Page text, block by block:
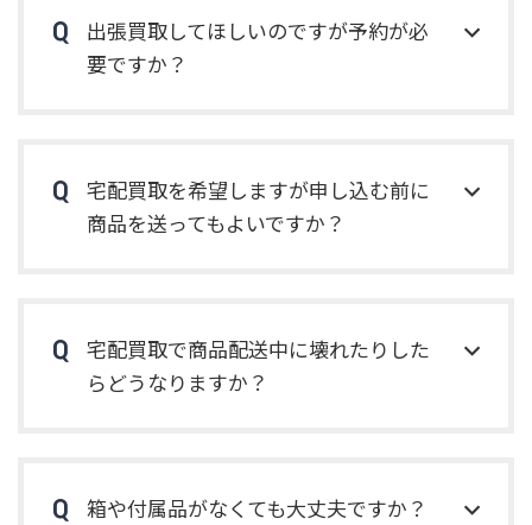
ます。圧倒的な存在感を放つ重
厚なスピーカーケーブルです
また楽しい作業だと仰っておら
出張買取してほしいのですが予約が必
要ですか？
宅配買取を希望しますが申し込む前に
商品を送ってもよいですか？
宅配買取で商品配送中に壊れたりした
らどうなりますか？
箱や付属品がなくても大丈夫ですか？